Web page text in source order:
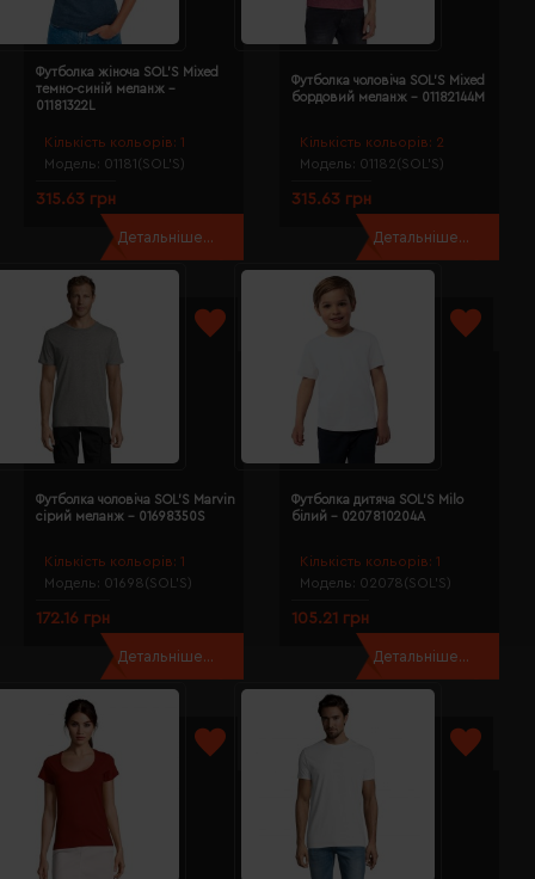
Кількість кольорів: 1
Модель: 01181(SOL’S)
Футболка жіноча SOL'S Mixed
темно-синій меланж -
01181322L
315.63 грн
Детальніше...
Кількість кольорів: 2
Модель: 01182(SOL’S)
Футболка чоловіча SOL'S Mixed
бордовий меланж - 01182144M
315.63 грн
Детальніше...
Кількість кольорів: 1
Модель: 01698(SOL’S)
Футболка чоловіча SOL'S Marvin
сірий меланж - 01698350S
172.16 грн
Детальніше...
Кількість кольорів: 1
Модель: 02078(SOL’S)
Футболка дитяча SOL'S Milo
білий - 0207810204A
105.21 грн
Детальніше...